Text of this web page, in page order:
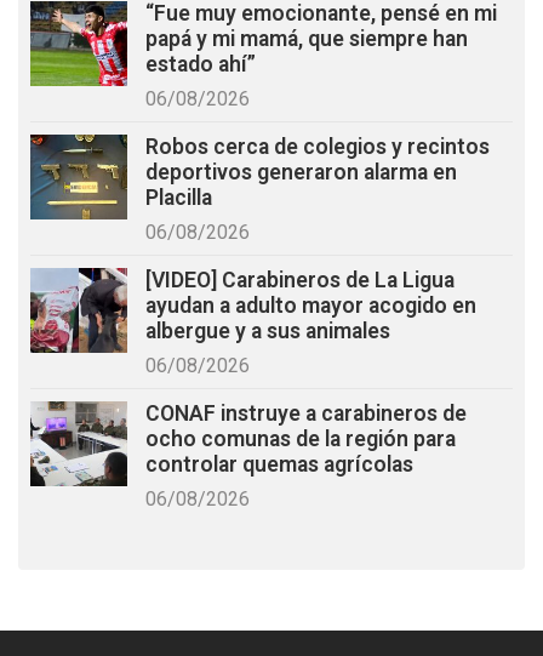
“Fue muy emocionante, pensé en mi
papá y mi mamá, que siempre han
estado ahí”
06/08/2026
Robos cerca de colegios y recintos
deportivos generaron alarma en
Placilla
06/08/2026
[VIDEO] Carabineros de La Ligua
ayudan a adulto mayor acogido en
albergue y a sus animales
06/08/2026
CONAF instruye a carabineros de
ocho comunas de la región para
controlar quemas agrícolas
06/08/2026